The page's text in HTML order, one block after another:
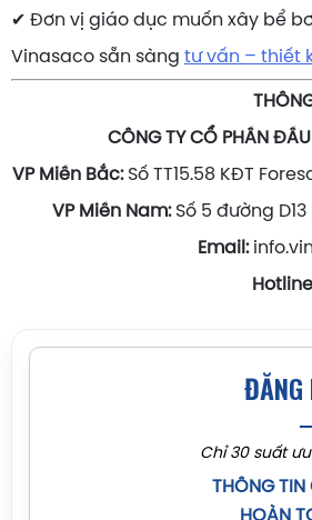
✔ Đơn vị giáo dục muốn xây bể
Vinasaco sẵn sàng tư vấn – thiết
CÔNG TY CỔ PHẦN
VP Miền Bắc: Số TT15.58 KĐT
VP Miền Nam:Số 5 đường D13
Email:
ĐĂNG
Chỉ 30 suất
THÔNG TIN
HOÀN